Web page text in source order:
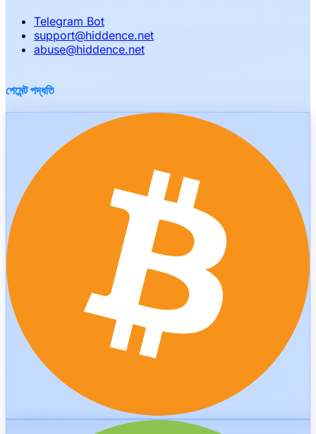
Telegram Bot
support@hiddence.net
abuse@hiddence.net
পেমেন্ট পদ্ধতি